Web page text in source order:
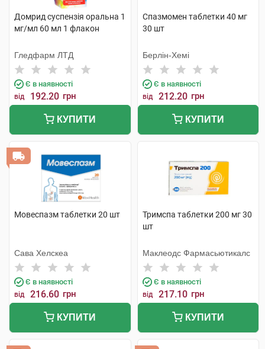
Домрид суспензія оральна 1
мг/мл 60 мл 1 флакон
Гледфарм ЛТД
Є в наявності
від 192.20 грн
КУПИТИ
Спазмомен таблетки 40 мг
30 шт
Берлін-Хемі
Є в наявності
від 212.20 грн
КУПИТИ
Мовеспазм таблетки 20 шт
Сава Хелскеа
Є в наявності
від 216.60 грн
КУПИТИ
Тримспа таблетки 200 мг 30
шт
Маклеодс Фармасьютикалс
Є в наявності
від 217.10 грн
КУПИТИ